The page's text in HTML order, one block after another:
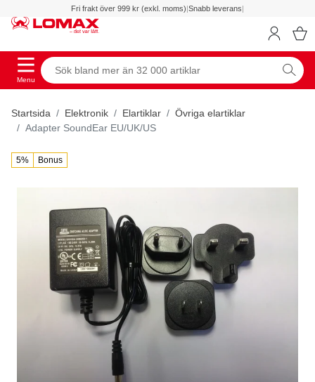
Fri frakt över 999 kr (exkl. moms)|Snabb leverans|
Menu
Startsida Elektronik Elartiklar
Övriga elartiklar
Adapter SoundEar EU/UK/US
5% Bonus